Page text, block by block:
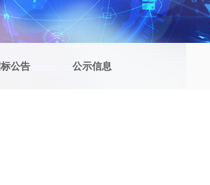
矿山资源调查 危险废物鉴
环境风险评估 农用地土壤
空气净化检测
公共卫生检测
涉
放
公告 公示信息